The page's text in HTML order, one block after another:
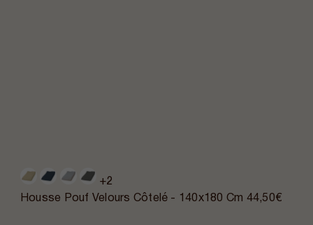
+2
Housse Pouf Velours Côtelé - 140x180 Cm 44,50€